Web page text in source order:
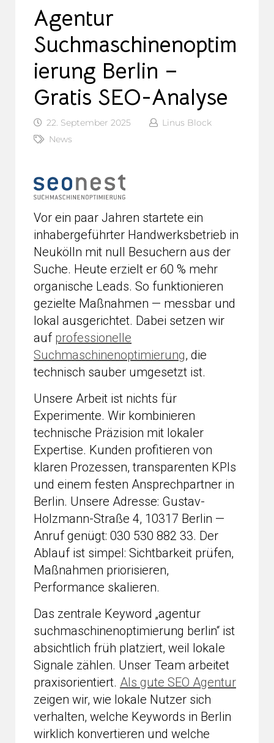
Agentur
Suchmaschinenoptim
ierung Berlin –
Gratis SEO-Analyse
22. September 2025
Linus Block
News
Vor ein paar Jahren startete ein
inhabergeführter Handwerksbetrieb in
Neukölln mit null Besuchern aus der
Suche. Heute erzielt er 60 % mehr
organische Leads. So funktionieren
gezielte Maßnahmen — messbar und
lokal ausgerichtet. Dabei setzen wir
auf professionelle
Suchmaschinenoptimierung, die
technisch sauber umgesetzt ist.
Unsere Arbeit ist nichts für
Experimente. Wir kombinieren
technische Präzision mit lokaler
Expertise. Kunden profitieren von
klaren Prozessen, transparenten KPIs
und einem festen Ansprechpartner in
Berlin. Unsere Adresse: Gustav-
Holzmann-Straße 4, 10317 Berlin —
Anruf genügt: 030 530 882 33. Der
Ablauf ist simpel: Sichtbarkeit prüfen,
Maßnahmen priorisieren,
Performance skalieren.
Das zentrale Keyword „agentur
suchmaschinenoptimierung berlin“ ist
absichtlich früh platziert, weil lokale
Signale zählen. Unser Team arbeitet
praxisorientiert. Als gute SEO Agentur
zeigen wir, wie lokale Nutzer sich
verhalten, welche Keywords in Berlin
wirklich konvertieren und welche